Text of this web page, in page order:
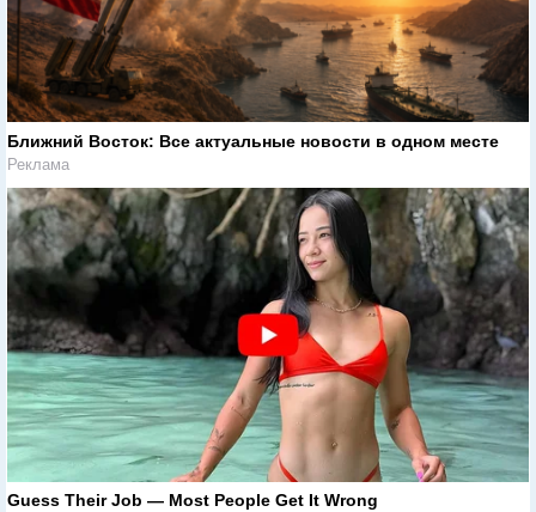
Ближний Восток: Все актуальные новости в одном месте
Реклама
Guess Their Job — Most People Get It Wrong